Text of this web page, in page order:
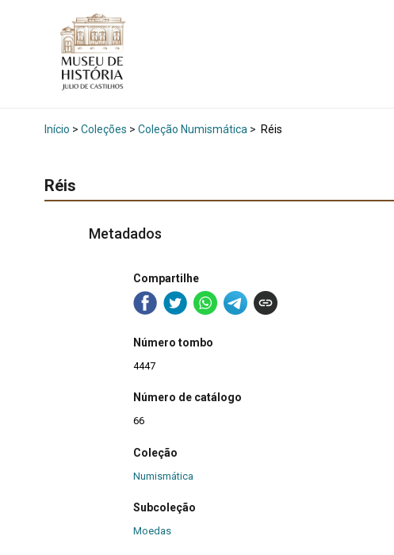
Início > Coleções > Coleção Numismática > Réis
Réis
Metadados
Compartilhe
Número tombo
4447
Número de catálogo
66
Coleção
Numismática
Subcoleção
Moedas